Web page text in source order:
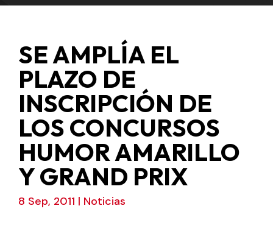
SE AMPLÍA EL
PLAZO DE
INSCRIPCIÓN DE
LOS CONCURSOS
HUMOR AMARILLO
Y GRAND PRIX
8 Sep, 2011 | Noticias